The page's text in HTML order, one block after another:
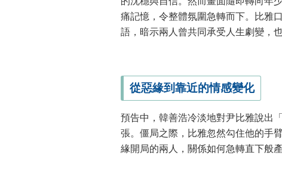
痛記憶，令整體氛圍急轉而下。比雅
語，暗示兩人曾共同承受人生劇變，
從惡緣到靠近的情感變化
預告中，韓善浩冷淡地對尹比雅說出
張。僵局之際，比雅忽然勾住他的手
緣開局的兩人，關係如何急轉直下般